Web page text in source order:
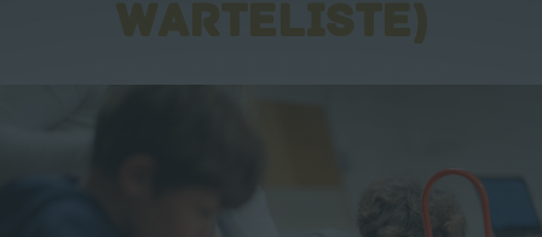
WARTELISTE)